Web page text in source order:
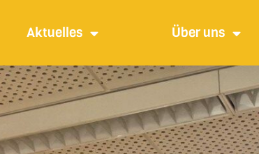
Aktuelles Über uns